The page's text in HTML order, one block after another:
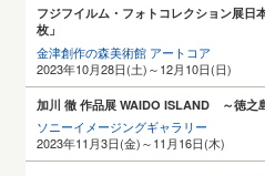
フジフイルム・フォトコレクション展日
枚」
金津創作の森美術館 アートコア
2023年10月28日(土)～12月10日(日)
加川 徹 作品展 WAIDO ISLAND ～徳之
ソニーイメージングギャラリー
2023年11月3日(金)～11月16日(木)